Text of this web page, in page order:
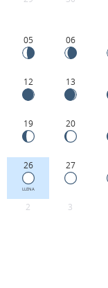
05 06
12 13
19 20
26
LLENA
27
2 3